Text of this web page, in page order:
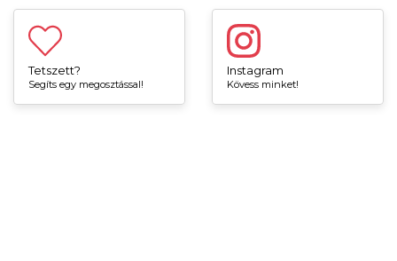
Tetszett?
Segíts egy megosztással!
Instagram
Kövess minket!